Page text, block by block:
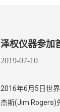
泽权仪器参加
2019-07-10
2016年6月5日世
杰斯(Jim Rogers)